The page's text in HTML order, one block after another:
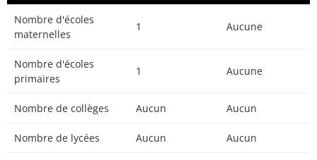
Nombre d'écoles
maternelles
1 Aucune
Nombre d'écoles
primaires
1 Aucune
Nombre de collèges Aucun Aucun
Nombre de lycées Aucun Aucun